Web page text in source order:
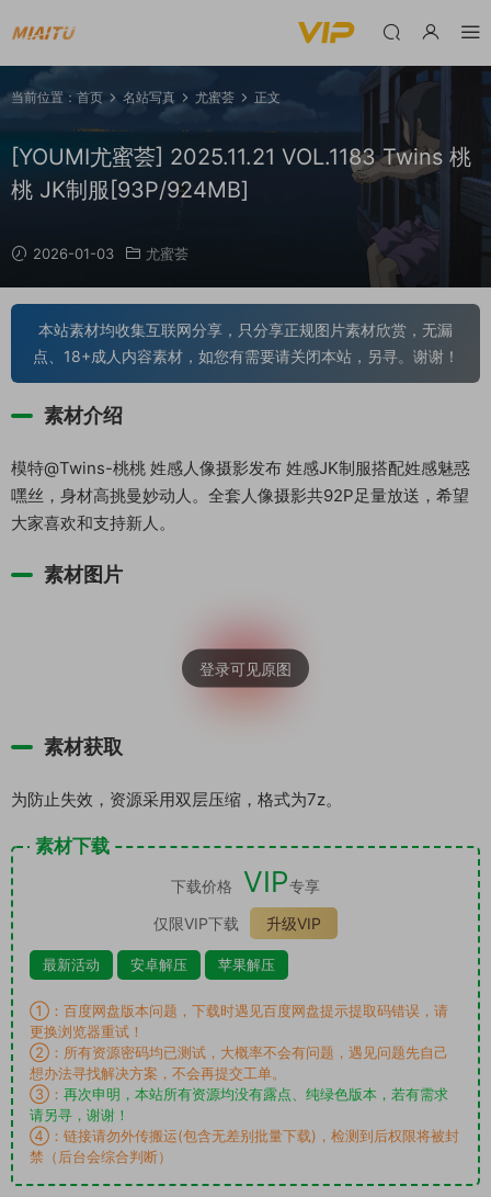
当前位置： 首页 名站写真 尤蜜荟 正文
[YOUMI尤蜜荟] 2025.11.21 VOL.1183 Twins 桃
桃 JK制服[93P/924MB]
2026-01-03 尤蜜荟
本站素材均收集互联网分享，只分享正规图片素材欣赏，无漏
点、18+成人内容素材，如您有需要请关闭本站，另寻。谢谢！
素材介绍
模特@Twins-桃桃 姓感人像摄影发布 姓感JK制服搭配姓感魅惑
嘿丝，身材高挑曼妙动人。全套人像摄影共92P足量放送，希望
大家喜欢和支持新人。
素材图片
素材获取
为防止失效，资源采用双层压缩，格式为7z。
素材下载
下载价格 VIP专享
仅限VIP下载
升级VIP
最新活动 安卓解压 苹果解压
①：百度网盘版本问题，下载时遇见百度网盘提示提取码错误，请
更换浏览器重试！
②：所有资源密码均已测试，大概率不会有问题，遇见问题先自己
想办法寻找解决方案，不会再提交工单。
③： 再次申明，本站所有资源均没有露点、纯绿色版本，若有需求
请另寻，谢谢！
④：链接请勿外传搬运(包含无差别批量下载)，检测到后权限将被封
禁（后台会综合判断）